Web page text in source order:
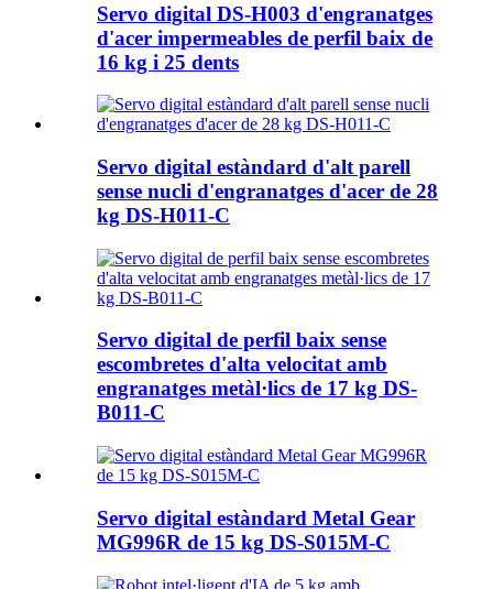
Servo digital DS-H003 d'engranatges
d'acer impermeables de perfil baix de
16 kg i 25 dents
Servo digital estàndard d'alt parell
sense nucli d'engranatges d'acer de 28
kg DS-H011-C
Servo digital de perfil baix sense
escombretes d'alta velocitat amb
engranatges metàl·lics de 17 kg DS-
B011-C
Servo digital estàndard Metal Gear
MG996R de 15 kg DS-S015M-C